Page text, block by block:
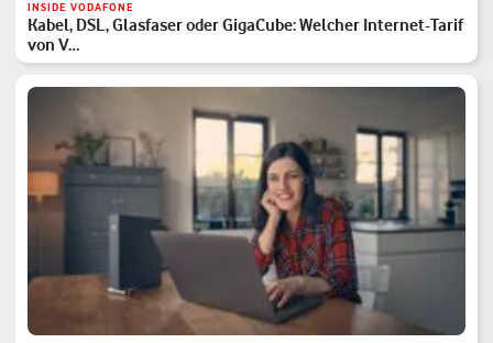
INSIDE VODAFONE
Kabel, DSL, Glasfaser oder GigaCube: Welcher Internet-Tarif
von V…